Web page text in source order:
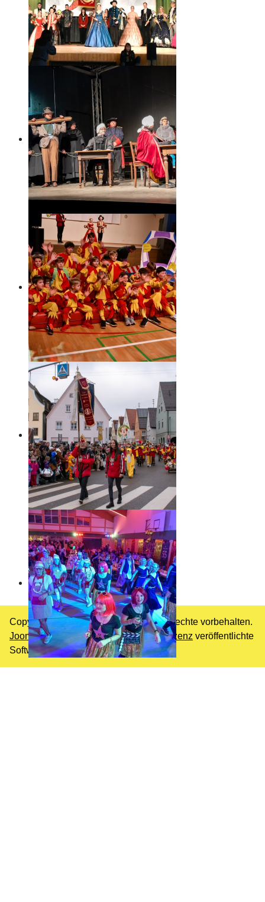
Copyright © 2026 Schlossfinken. Alle Rechte vorbehalten.
Joomla!ist freie, unter derGNU/GPL-Lizenz veröffentlichte
Software.